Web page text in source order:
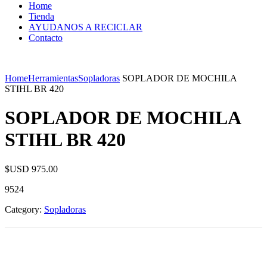
Home
Tienda
AYUDANOS A RECICLAR
Contacto
HomeHerramientasSopladoras SOPLADOR DE MOCHILA
STIHL BR 420
SOPLADOR DE MOCHILA
STIHL BR 420
$USD 975.00
9524
Category: Sopladoras